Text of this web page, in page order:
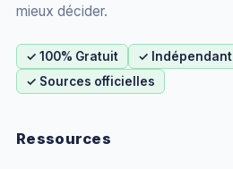
mieux décider.
✓ 100% Gratuit
✓ Indépendant
✓ Sources officielles
Ressources